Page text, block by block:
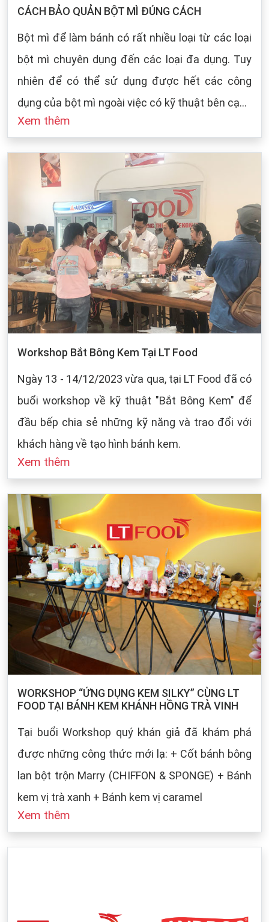
CÁCH BẢO QUẢN BỘT MÌ ĐÚNG CÁCH
Bột mì để làm bánh có rất nhiều loại từ các loại
bột mì chuyên dụng đến các loại đa dụng. Tuy
nhiên để có thể sử dụng được hết các công
dụng của bột mì ngoài việc có kỹ thuật bên cạnh
đó cũng dựa vào sự bảo quản của chúng ta khi
cách bảo quản chung cho các loại bột mì:
Xem thêm
Workshop Bắt Bông Kem Tại LT Food
Ngày 13 - 14/12/2023 vừa qua, tại LT Food đã có
buổi workshop về kỹ thuật "Bắt Bông Kem" để
đầu bếp chia sẻ những kỹ năng và trao đổi với
khách hàng về tạo hình bánh kem.
Xem thêm
WORKSHOP “ỨNG DỤNG KEM SILKY” CÙNG LT
FOOD TẠI BÁNH KEM KHÁNH HỒNG TRÀ VINH
Tại buổi Workshop quý khán giả đã khám phá
được những công thức mới lạ: + Cốt bánh bông
lan bột trộn Marry (CHIFFON & SPONGE) + Bánh
kem vị trà xanh + Bánh kem vị caramel
Xem thêm